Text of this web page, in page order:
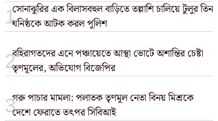
সোনাঝুরির এক বিলাসবহুল বাড়িতে তল্লাশি চালিয়ে টুলুর তিন
ঘনিষ্ঠকে আটক করল পুলিশ
বহিরাগতদের এনে পঞ্চায়েতে আস্থা ভোটে অশান্তির চেষ্টা
তৃণমূলের, অভিযোগ বিজেপির
গরু পাচার মামলা: পলাতক তৃণমূল নেতা বিনয় মিশ্রকে
দেশে ফেরাতে তৎপর সিবিআই